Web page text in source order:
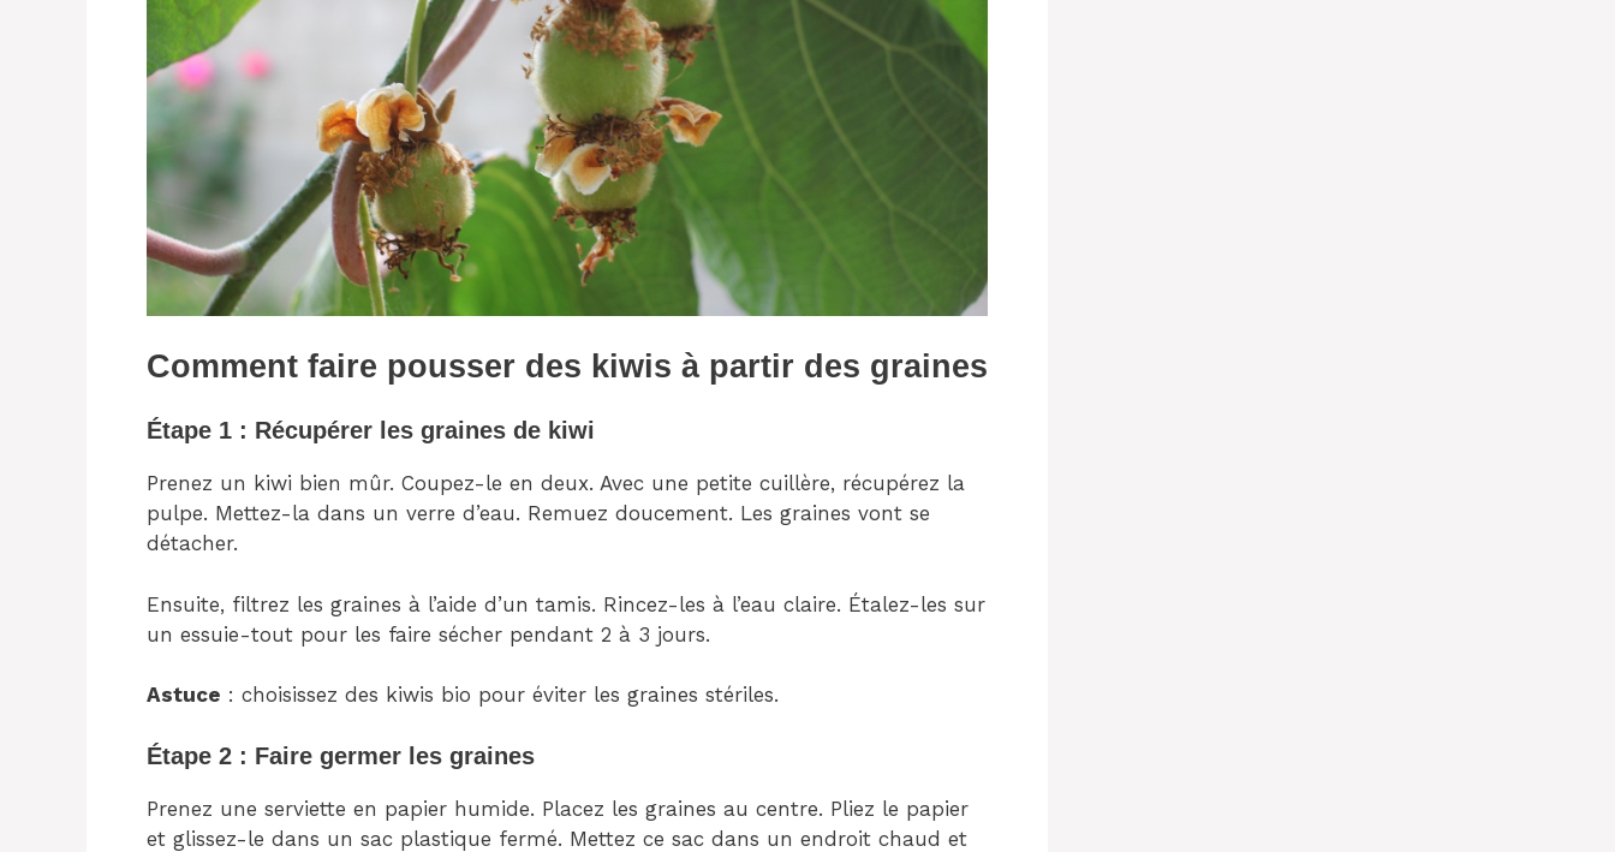
Comment faire pousser des kiwis à partir des graines
Étape 1 : Récupérer les graines de kiwi
Prenez un kiwi bien mûr. Coupez-le en deux. Avec une petite cuillère, récupérez la
pulpe. Mettez-la dans un verre d’eau. Remuez doucement. Les graines vont se
détacher.
Ensuite, filtrez les graines à l’aide d’un tamis. Rincez-les à l’eau claire. Étalez-les sur
un essuie-tout pour les faire sécher pendant 2 à 3 jours.
Astuce : choisissez des kiwis bio pour éviter les graines stériles.
Étape 2 : Faire germer les graines
Prenez une serviette en papier humide. Placez les graines au centre. Pliez le papier
et glissez-le dans un sac plastique fermé. Mettez ce sac dans un endroit chaud et